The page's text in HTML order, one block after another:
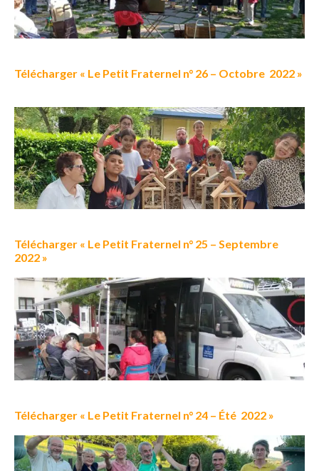
Télécharger « Le Petit Fraternel n° 26 – Octobre 2022 »
Télécharger « Le Petit Fraternel n° 25 – Septembre
2022 »
Télécharger « Le Petit Fraternel n° 24 – Été 2022 »